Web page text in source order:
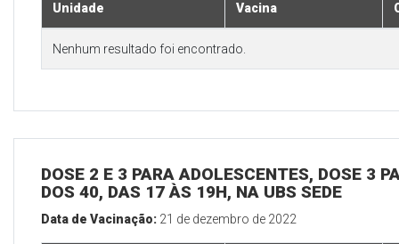
Unidade Vacina
Nenhum resultado foi encontrado.
DOSE 2 E 3 PARA ADOLESCENTES, DOSE 3
DOS 40, DAS 17 ÀS 19H, NA UBS SEDE
Data de Vacinação: 21 de dezembro de 2022